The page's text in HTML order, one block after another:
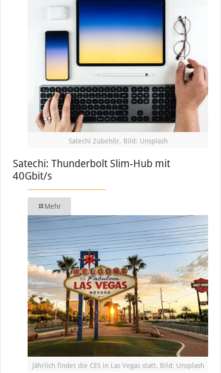
Satechi Zubehör, Bild: Unsplash
Satechi: Thunderbolt Slim-Hub mit
40Gbit/s
Mehr
Jährlich findet die CES in Las Vegas statt, Bild: Unsplash